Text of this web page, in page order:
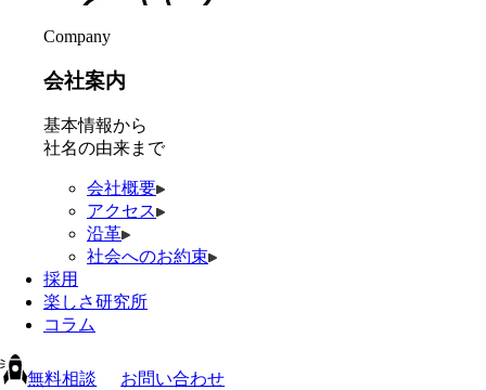
Company
会社案内
基本情報から
社名の由来まで
会社概要
アクセス
沿革
社会へのお約束
採用
楽しさ研究所
コラム
無料相談 お問い合わせ